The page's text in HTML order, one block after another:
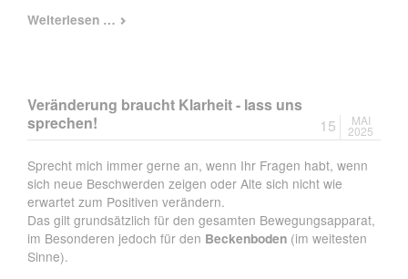
Weiterlesen …Schreibtisch-
für
Körper!
Veränderung braucht Klarheit - lass uns
sprechen!
15 MAI
2025
Sprecht mich immer gerne an, wenn Ihr Fragen habt, wenn
sich neue Beschwerden zeigen oder Alte sich nicht wie
erwartet zum Positiven verändern.
Das gilt grundsätzlich für den gesamten Bewegungsapparat,
im Besonderen jedoch für den Beckenboden(im weitesten
Sinne).